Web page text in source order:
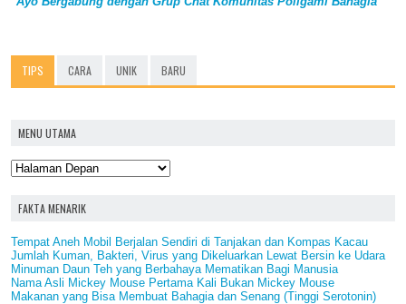
TIPS CARA UNIK BARU
MENU UTAMA
FAKTA MENARIK
Tempat Aneh Mobil Berjalan Sendiri di Tanjakan dan Kompas Kacau
Jumlah Kuman, Bakteri, Virus yang Dikeluarkan Lewat Bersin ke Udara
Minuman Daun Teh yang Berbahaya Mematikan Bagi Manusia
Nama Asli Mickey Mouse Pertama Kali Bukan Mickey Mouse
Makanan yang Bisa Membuat Bahagia dan Senang (Tinggi Serotonin)